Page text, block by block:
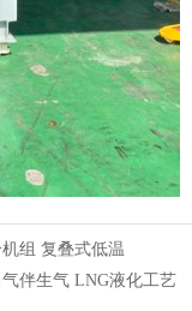
组 复叠式低温
伴生气 LNG液化工艺